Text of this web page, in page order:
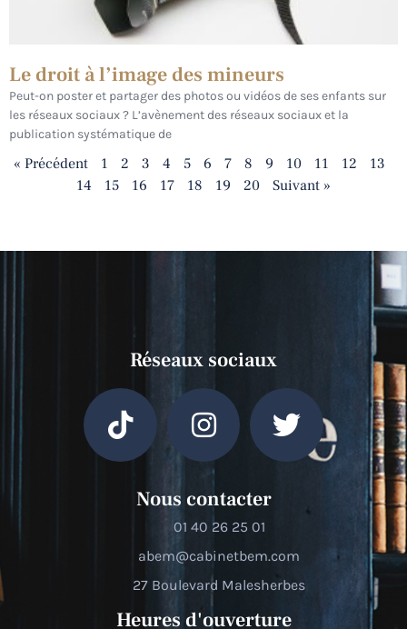
Le droit à l’image des mineurs
Peut-on poster et partager des photos ou vidéos de ses enfants sur
les réseaux sociaux ? L’avènement des réseaux sociaux et la
publication systématique de
« Précédent 1 2 3 4 5 6 7 8 9 10 11 12
13
14
15 16 17 18 19 20 Suivant »
Réseaux sociaux
Nous contacter
01 40 26 25 01
abem@cabinetbem.com
27 Boulevard Malesherbes
Heures d'ouverture